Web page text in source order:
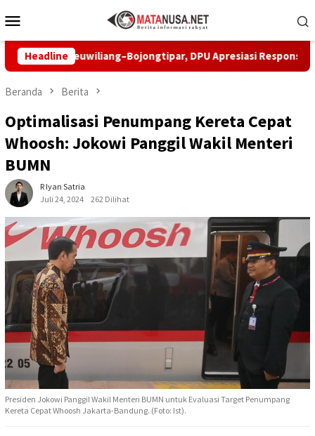
ke
Mobile
Headline
Leuwiliang–Bojongtipar, DPU Apresiasi Respons Penyedia
Beranda Berita
Optimalisasi Penumpang Kereta Cepat
Whoosh: Jokowi Panggil Wakil Menteri
BUMN
R Iyan Satria
Juli 24, 2024
262 Dilihat
Presiden Jokowi Panggil Wakil Menteri BUMN untuk Evaluasi Target Penumpang
Kereta Cepat Whoosh Jakarta-Bandung. (Foto: Ist).